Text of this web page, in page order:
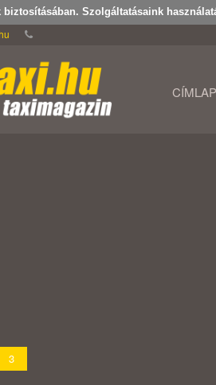
Szolgáltatásaink
CÍMLAP
3